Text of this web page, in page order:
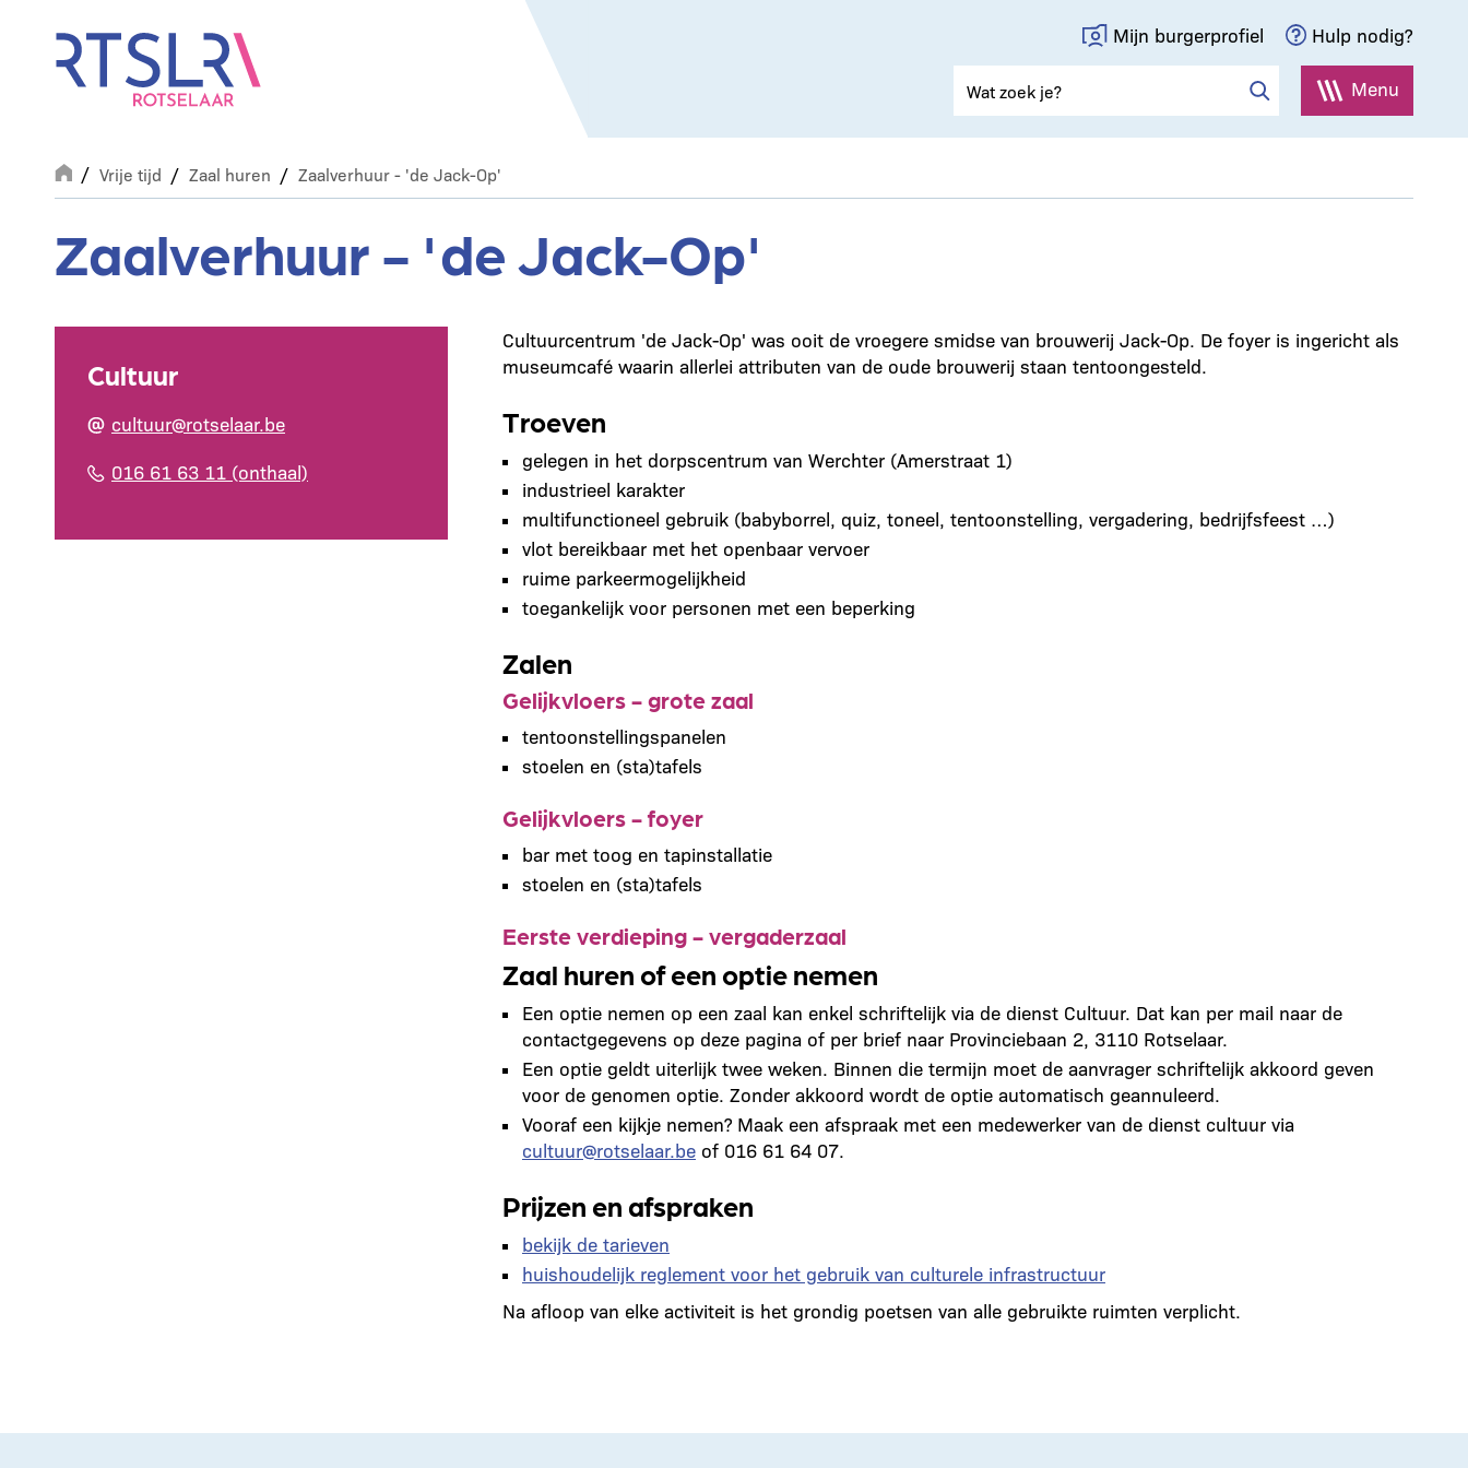
Mijn burgerprofiel Hulp nodig?
Menu
Breadcrumb
Vrije tijd Zaal huren Zaalverhuur - 'de Jack-Op'
Zaalverhuur - 'de Jack-Op'
Cultuur
cultuur@rotselaar.be
016 61 63 11 (onthaal)
Cultuurcentrum 'de Jack-Op' was ooit de vroegere smidse van brouwerij Jack-Op. De foyer is ingericht als
museumcafé waarin allerlei attributen van de oude brouwerij staan tentoongesteld.
Troeven
gelegen in het dorpscentrum van Werchter (Amerstraat 1)
industrieel karakter
multifunctioneel gebruik (babyborrel, quiz, toneel, tentoonstelling, vergadering, bedrijfsfeest …)
vlot bereikbaar met het openbaar vervoer
ruime parkeermogelijkheid
toegankelijk voor personen met een beperking
Zalen
Gelijkvloers - grote zaal
tentoonstellingspanelen
stoelen en (sta)tafels
Gelijkvloers - foyer
bar met toog en tapinstallatie
stoelen en (sta)tafels
Eerste verdieping - vergaderzaal
Zaal huren of een optie nemen
Een optie nemen op een zaal kan enkel schriftelijk via de dienst Cultuur. Dat kan per mail naar de
contactgegevens op deze pagina of per brief naar Provinciebaan 2, 3110 Rotselaar.
Een optie geldt uiterlijk twee weken. Binnen die termijn moet de aanvrager schriftelijk akkoord geven
voor de genomen optie. Zonder akkoord wordt de optie automatisch geannuleerd.
Vooraf een kijkje nemen? Maak een afspraak met een medewerker van de dienst cultuur via
cultuur@rotselaar.be of 016 61 64 07.
Prijzen en afspraken
bekijk de tarieven
huishoudelijk reglement voor het gebruik van culturele infrastructuur
Na afloop van elke activiteit is het grondig poetsen van alle gebruikte ruimten verplicht.